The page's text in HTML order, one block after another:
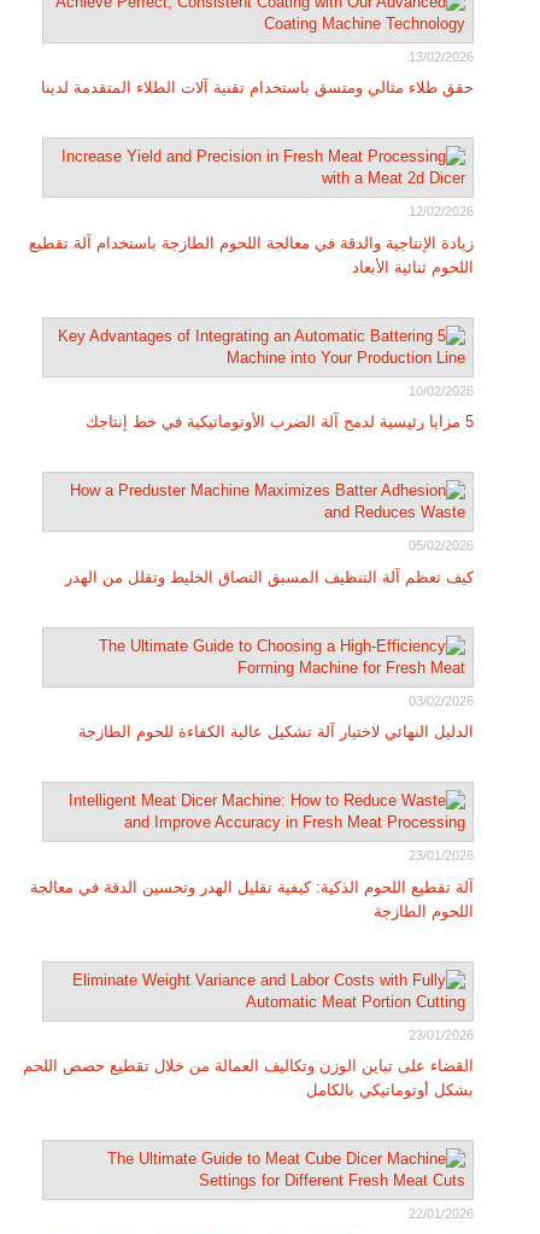
13/02/2026
حقق طلاء مثالي ومتسق باستخدام تقنية آلات الطلاء المتقدمة لدينا
12/02/2026
زيادة الإنتاجية والدقة في معالجة اللحوم الطازجة باستخدام آلة تقطيع
اللحوم ثنائية الأبعاد
10/02/2026
5 مزايا رئيسية لدمج آلة الضرب الأوتوماتيكية في خط إنتاجك
05/02/2026
كيف تعظم آلة التنظيف المسبق التصاق الخليط وتقلل من الهدر
03/02/2026
الدليل النهائي لاختيار آلة تشكيل عالية الكفاءة للحوم الطازجة
23/01/2026
آلة تقطيع اللحوم الذكية: كيفية تقليل الهدر وتحسين الدقة في معالجة
اللحوم الطازجة
23/01/2026
القضاء على تباين الوزن وتكاليف العمالة من خلال تقطيع حصص اللحم
بشكل أوتوماتيكي بالكامل
22/01/2026